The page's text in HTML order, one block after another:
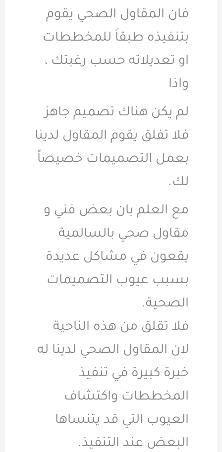
فان المقاول الصحي يقوم
بتنفيذه طبقاً للمخططات
او تعديلاته حسب رغبتك ،
واذا
لم يكن هناك تصميم جاهز
فلا تفلق يقوم المقاول لدينا
بعمل التصميمات خصيصاً
لك.
مع العلم بان بعض فني و
مقاول صحي بالسالمية
يقعون في مشاكل عديدة
بسبب عيوب التصميمات
الصحية.
فلا تقلق من هذه الناحية
لان المقاول الصحي لدينا له
خبرة كبيرة في تنفيذ
المخططات واكتشاف
العيوب التي قد يتنساها
البعض عند التنفيذ.